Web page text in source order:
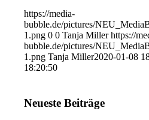
https://media-
bubble.de/pictures/
1.png 0 0 Tanja Miller https://
bubble.de/pictures/
1.png Tanja Miller2020-01-08
18:20:50
Neueste Beiträge